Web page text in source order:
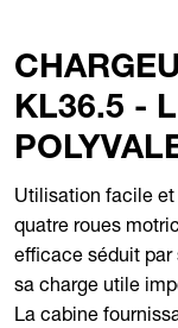
KL36.5 -
Utilisation facile
quatre roues
efficace séduit par
sa charge utile
La cabine